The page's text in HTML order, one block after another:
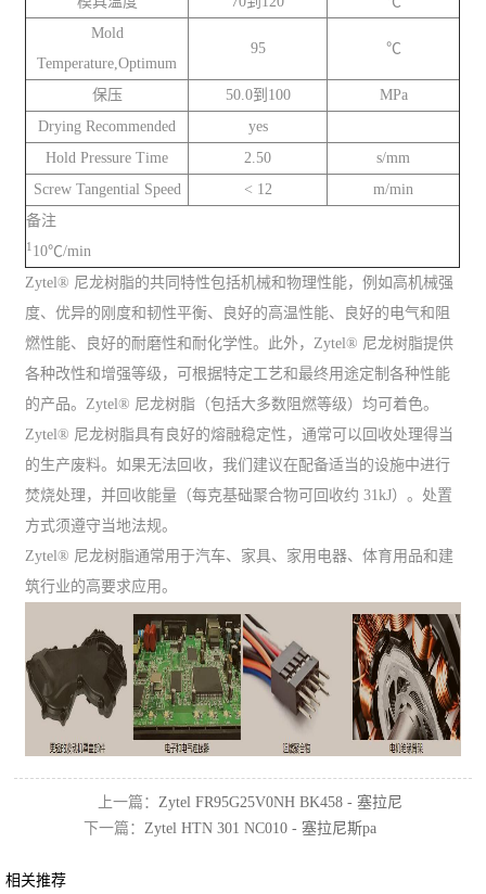
Mold
Temperature,Optimum
95 ℃
保压 50.0到100
MPa
Drying Recommended
yes
Hold Pressure Time
2.50
s/mm
Screw Tangential Speed
< 12
m/min
备注
1 10℃/min
Zytel® 尼龙树脂的共同特性包括机械和物理性能，例如高机械强
度、优异的刚度和韧性平衡、良好的高温性能、良好的电气和阻
燃性能、良好的耐磨性和耐化学性。此外，Zytel® 尼龙树脂提供
各种改性和增强等级，可根据特定工艺和最终用途定制各种性能
的产品。Zytel® 尼龙树脂（包括大多数阻燃等级）均可着色。
Zytel® 尼龙树脂具有良好的熔融稳定性，通常可以回收处理得当
的生产废料。如果无法回收，我们建议在配备适当的设施中进行
焚烧处理，并回收能量（每克基础聚合物可回收约 31kJ）。处置
方式须遵守当地法规。
Zytel® 尼龙树脂通常用于汽车、家具、家用电器、体育用品和建
筑行业的高要求应用。
上一篇： Zytel FR95G25V0NH BK458 - 塞拉尼
斯pa66/6t增强阻燃
下一篇： Zytel HTN 301 NC010 - 塞拉尼斯pa
相关推荐